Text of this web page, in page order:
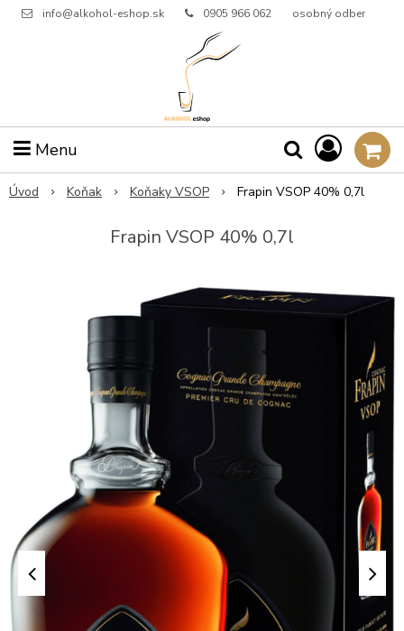
info@alkohol-eshop.sk 0905 966 062 osobný odber
Menu
Úvod Koňak Koňaky VSOP Frapin VSOP 40% 0,7l
Frapin VSOP 40% 0,7l